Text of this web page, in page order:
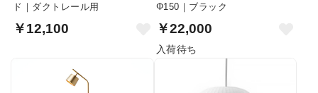
ド｜ダクトレール用
￥12,100
Φ150｜ブラック
￥22,000
入荷待ち